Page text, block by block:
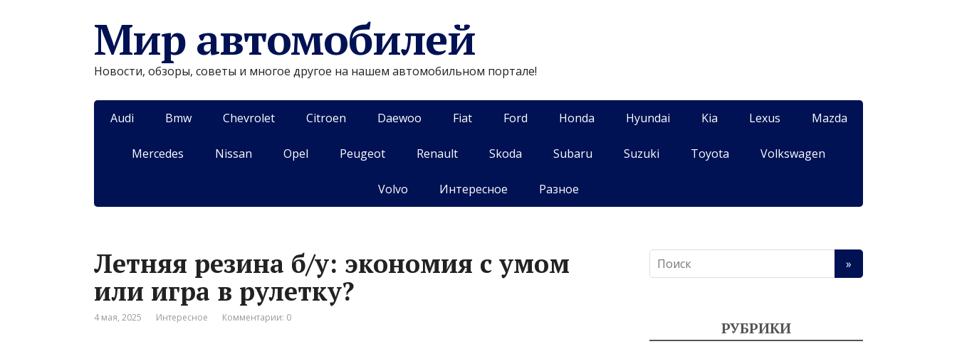
Мир автомобилей
Новости, обзоры, советы и многое другое на нашем автомобильном портале!
Audi Bmw Chevrolet Citroen Daewoo Fiat Ford Honda Hyundai Kia Lexus Mazda
Mercedes Nissan Opel Peugeot Renault Skoda Subaru Suzuki Toyota Volkswagen
Volvo Интересное Разное
Летняя резина б/у: экономия с умом
или игра в рулетку?
4 мая, 2025 Интересное Комментарии: 0
РУБРИКИ